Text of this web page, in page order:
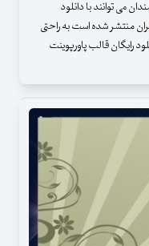
می توانند با دانلود
منتشر شده است به راحتی
رایگان قالب پاورپوینت